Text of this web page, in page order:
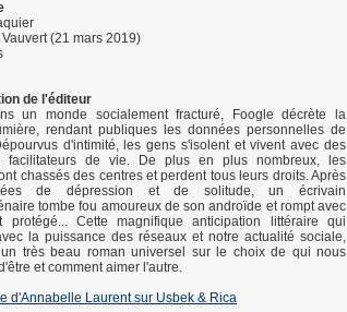
(21 mars 2019)
de l'éditeur
un monde socialement fracturé, Foogle décrète la
rendant publiques les données personnelles de
d'intimité, les gens s'isolent et vivent avec des
facilitateurs de vie. De plus en plus nombreux, les
chassés des centres et perdent tous leurs droits. Après
de dépression et de solitude, un écrivain
tombe fou amoureux de son androïde et rompt avec
protégé... Cette magnifique anticipation littéraire qui
la puissance des réseaux et notre actualité sociale,
très beau roman universel sur le choix de qui nous
et comment aimer l'autre.
d'Annabelle Laurent sur Usbek & Rica